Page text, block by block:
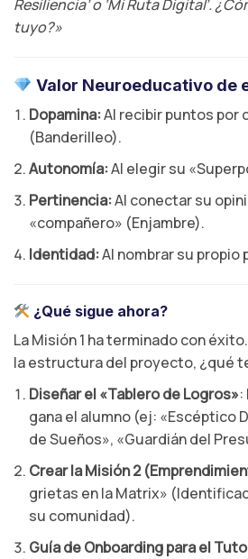
Resiliencia’ o ‘Mi Ruta Digital’.
tuyo?»
Valor Neuroeducativo de
Dopamina:Al recibir puntos por
(Banderilleo).
Autonomía:Al elegir su
Pertinencia:Al conectar su
«compañero» (Enjambre).
Identidad:Al nombrar su propio
¿Qué sigue ahora?
La Misión 1 ha terminado con
la estructura del proyecto, ¿qué
Diseñar el «Tablero de Logros»
gana el alumno (ej: «Escéptico
de Sueños», «Guardián del
Crear la Misión 2
grietas en la Matrix»
su comunidad).
Guía de Onboarding para el